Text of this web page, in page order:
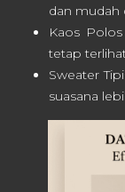
dan mudah
Kaos
tetap
Sweater
suasana